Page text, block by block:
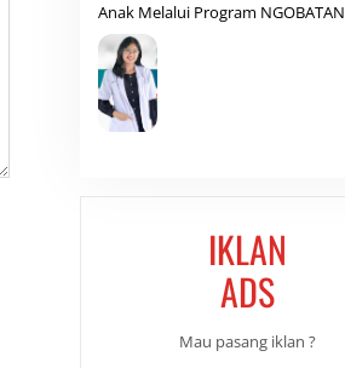
Anak Melalui Program NGOBATAN
IKLAN
ADS
Mau pasang iklan ?